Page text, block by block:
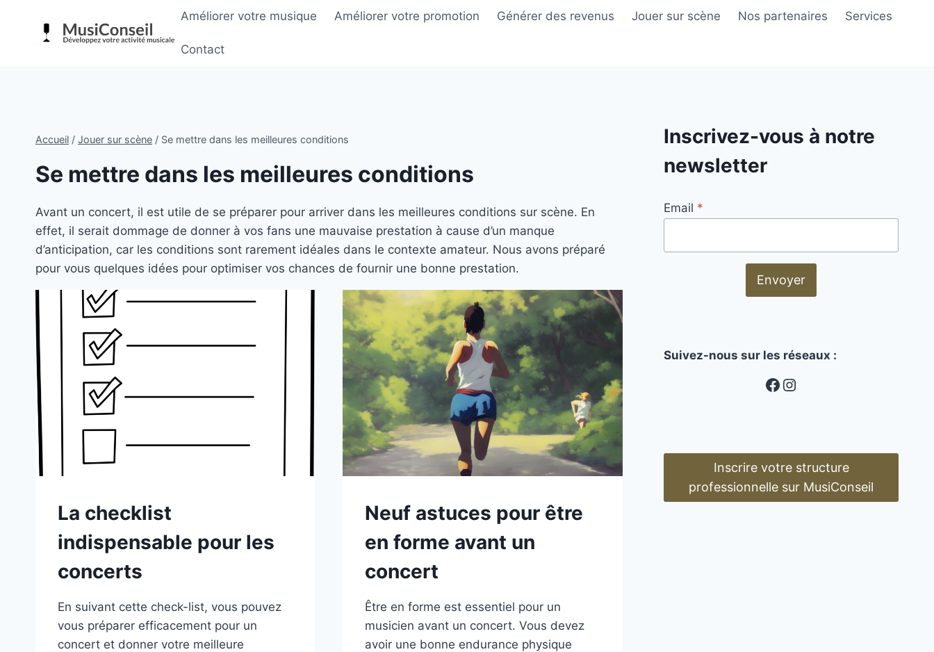
contenu
Améliorer votre musique Améliorer votre promotion Générer des revenus Jouer sur scène Nos partenaires Services
Contact
Accueil / Jouer sur scène / Se mettre dans les meilleures conditions
Se mettre dans les meilleures conditions
Avant un concert, il est utile de se préparer pour arriver dans les meilleures conditions sur scène. En
effet, il serait dommage de donner à vos fans une mauvaise prestation à cause d’un manque
d’anticipation, car les conditions sont rarement idéales dans le contexte amateur. Nous avons préparé
pour vous quelques idées pour optimiser vos chances de fournir une bonne prestation.
La checklist
indispensable pour les
concerts
En suivant cette check-list, vous pouvez
vous préparer efficacement pour un
concert et donner votre meilleure
Neuf astuces pour être
en forme avant un
concert
Être en forme est essentiel pour un
musicien avant un concert. Vous devez
avoir une bonne endurance physique
Inscrivez-vous à notre
newsletter
Email *
Envoyer
Suivez-nous sur les réseaux :
MusiConseil
Instagram
Inscrire votre structure
professionnelle sur MusiConseil